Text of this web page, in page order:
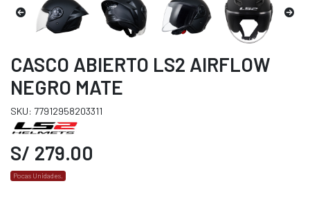
CASCO ABIERTO LS2 AIRFLOW
NEGRO MATE
SKU: 77912958203311
S/ 279.00
Pocas Unidades.